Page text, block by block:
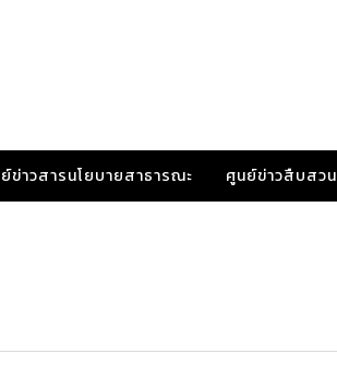
ข่าวสารนโยบายสาธารณะ ศูนย์ข่าวสืบสวน